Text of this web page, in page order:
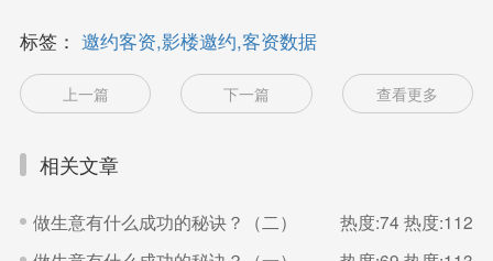
标签： 邀约客资,影楼邀约,客资数据
上一篇 下一篇 查看更多
相关文章
做生意有什么成功的秘诀？（二） 热度:74 热度:112